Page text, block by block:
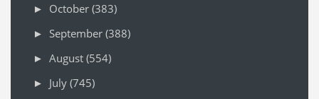
► October (383)
► September (388)
► August (554)
► July (745)